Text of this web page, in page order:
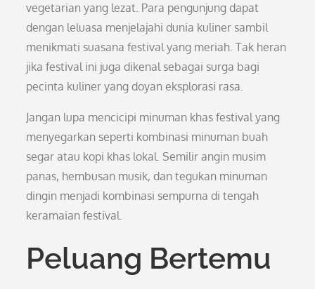
vegetarian yang lezat. Para pengunjung dapat
dengan leluasa menjelajahi dunia kuliner sambil
menikmati suasana festival yang meriah. Tak heran
jika festival ini juga dikenal sebagai surga bagi
pecinta kuliner yang doyan eksplorasi rasa.
Jangan lupa mencicipi minuman khas festival yang
menyegarkan seperti kombinasi minuman buah
segar atau kopi khas lokal. Semilir angin musim
panas, hembusan musik, dan tegukan minuman
dingin menjadi kombinasi sempurna di tengah
keramaian festival.
Peluang Bertemu